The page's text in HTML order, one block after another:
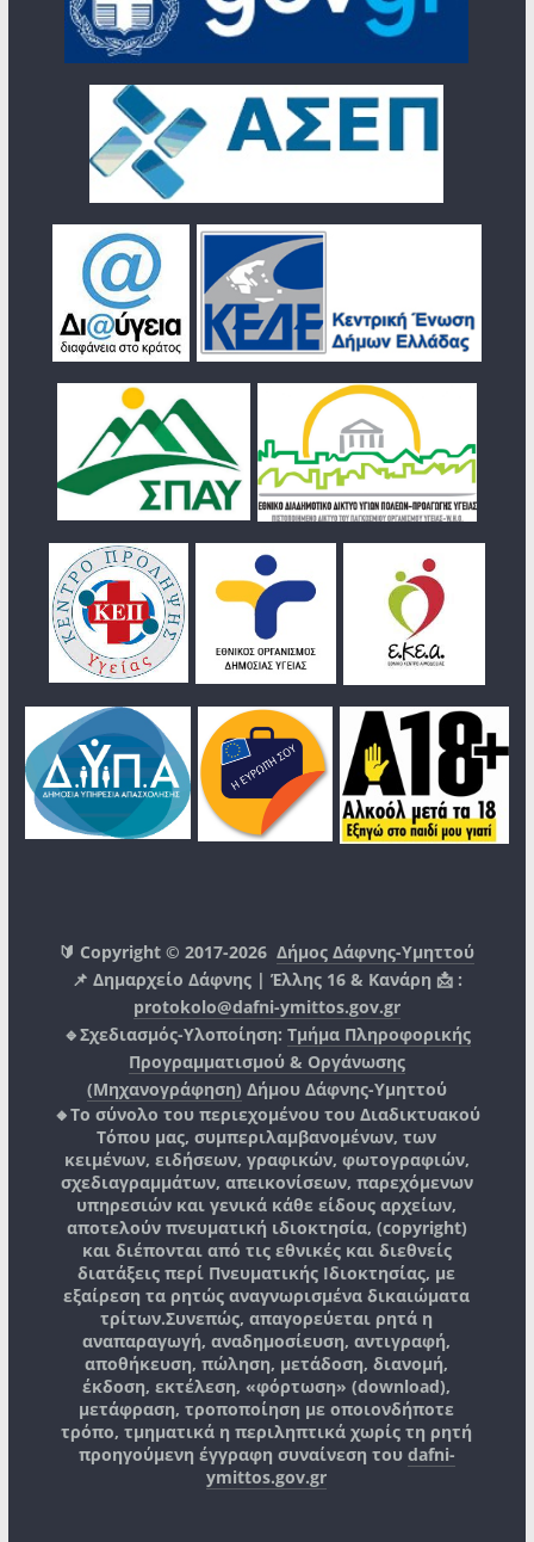
🔰 Copyright © 2017-2026Δήμος Δάφνης-Υμηττού
📌 Δημαρχείο Δάφνης | Έλλης 16 & Κανάρη 📩 :
protokolo@dafni-ymittos.gov.gr
🔹Σχεδιασμός-Υλοποίηση: Τμήμα Πληροφορικής
Προγραμματισμού & Οργάνωσης
(Μηχανογράφηση) Δήμου Δάφνης-Υμηττού
🔸Το σύνολο του περιεχομένου του Διαδικτυακού
Τόπου μας, συμπεριλαμβανομένων, των
κειμένων, ειδήσεων, γραφικών, φωτογραφιών,
σχεδιαγραμμάτων, απεικονίσεων, παρεχόμενων
υπηρεσιών και γενικά κάθε είδους αρχείων,
αποτελούν πνευματική ιδιοκτησία, (copyright)
και διέπονται από τις εθνικές και διεθνείς
διατάξεις περί Πνευματικής Ιδιοκτησίας, με
εξαίρεση τα ρητώς αναγνωρισμένα δικαιώματα
τρίτων.Συνεπώς, απαγορεύεται ρητά η
αναπαραγωγή, αναδημοσίευση, αντιγραφή,
αποθήκευση, πώληση, μετάδοση, διανομή,
έκδοση, εκτέλεση, «φόρτωση» (download),
μετάφραση, τροποποίηση με οποιονδήποτε
τρόπο, τμηματικά η περιληπτικά χωρίς τη ρητή
προηγούμενη έγγραφη συναίνεση του dafni-
ymittos.gov.gr